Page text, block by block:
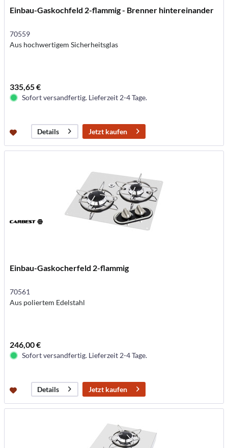
Einbau-Gaskochfeld 2-flammig - Brenner hintereinander
70559
Aus hochwertigem Sicherheitsglas
335,65 €
Sofort versandfertig. Lieferzeit 2-4 Tage.
Details Jetzt kaufen
Einbau-Gaskocherfeld 2-flammig
70561
Aus poliertem Edelstahl
246,00 €
Sofort versandfertig. Lieferzeit 2-4 Tage.
Details Jetzt kaufen